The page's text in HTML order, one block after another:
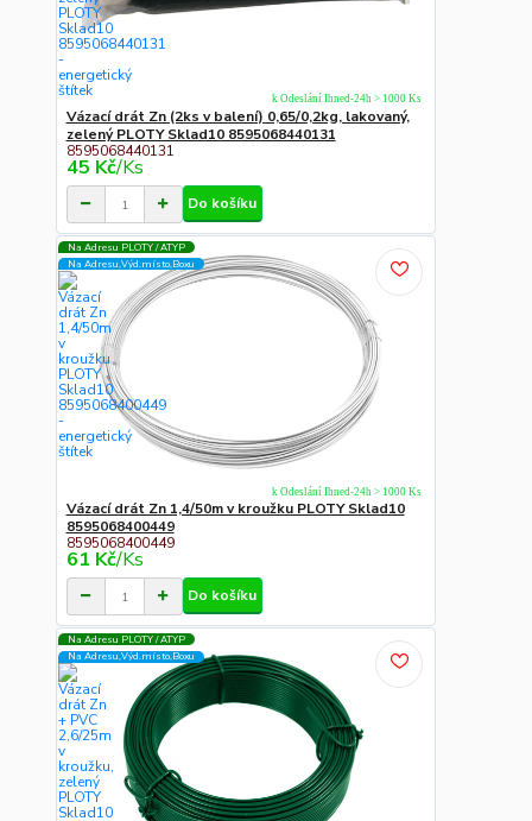
Vázací drát Zn (2ks v balení) 0,65/0,2kg, lakovaný,
zelený PLOTY Sklad10 8595068440131
8595068440131
45 Kč/Ks
k Odeslání Ihned-24h > 1000 Ks
Do košíku
Na Adresu PLOTY / ATYP
Na Adresu,Výd.místo,Boxu
Vázací drát Zn 1,4/50m v kroužku PLOTY Sklad10
8595068400449
8595068400449
61 Kč/Ks
k Odeslání Ihned-24h > 1000 Ks
Do košíku
Na Adresu PLOTY / ATYP
Na Adresu,Výd.místo,Boxu